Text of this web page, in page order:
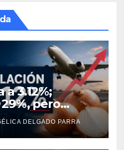
3.12%;
pero
se
DELGADO PARRA